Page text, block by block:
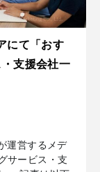
にて「おす
支援会社一
運営するメデ
サービス・支